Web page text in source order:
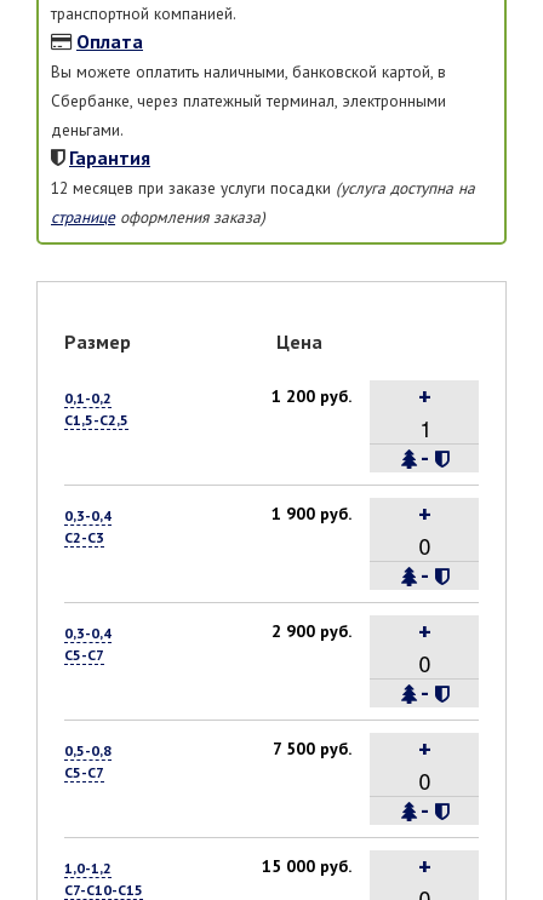
транспортной компанией.
Оплата
Вы можете оплатить наличными, банковской картой, в
Сбербанке, через платежный терминал, электронными
деньгами.
Гарантия
12 месяцев при заказе услуги посадки (услуга доступна на
страницеоформления заказа)
Размер Цена
0,1-0,2
С1,5-С2,5
1 200 руб.
-
+
0,3-0,4
С2-С3
1 900 руб.
-
+
0,3-0,4
С5-С7
2 900 руб.
-
+
0,5-0,8
С5-С7
7 500 руб.
-
+
1,0-1,2
С7-С10-С15
15 000 руб. +